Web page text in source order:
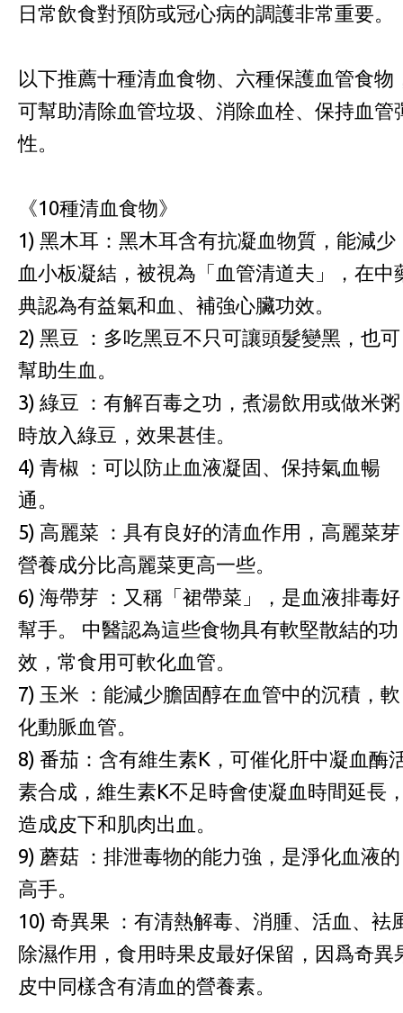
日常飲食對預防或冠心病的調護非常重要。
以下推薦十種清血食物、六種保護血管食物
可幫助清除血管垃圾、消除血栓、保持血管
性。
《10種清血食物》
1) 黑木耳：黑木耳含有抗凝血物質，能減少
血小板凝結，被視為「血管清道夫」，在中
典認為有益氣和血、補強心臟功效。
2) 黑豆 ：多吃黑豆不只可讓頭髮變黑，也可
幫助生血。
3) 綠豆 ：有解百毒之功，煮湯飲用或做米粥
時放入綠豆，效果甚佳。
4) 青椒 ：可以防止血液凝固、保持氣血暢
通。
5) 高麗菜 ：具有良好的清血作用，高麗菜芽
營養成分比高麗菜更高一些。
6) 海帶芽 ：又稱「裙帶菜」，是血液排毒好
幫手。 中醫認為這些食物具有軟堅散結的功
效，常食用可軟化血管。
7) 玉米 ：能減少膽固醇在血管中的沉積，軟
化動脈血管。
8) 番茄：含有維生素K，可催化肝中凝血酶
素合成，維生素K不足時會使凝血時間延長
造成皮下和肌肉出血。
9) 蘑菇 ：排泄毒物的能力強，是淨化血液的
高手。
10) 奇異果 ：有清熱解毒、消腫、活血、袪
除濕作用，食用時果皮最好保留，因爲奇異
皮中同樣含有清血的營養素。